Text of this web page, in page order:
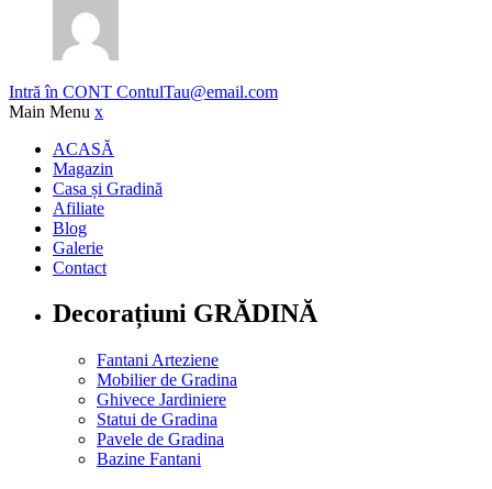
Intră în CONT ContulTau@email.com
Main Menu x
ACASĂ
Magazin
Casa și Gradină
Afiliate
Blog
Galerie
Contact
Decorațiuni GRĂDINĂ
Fantani Arteziene
Mobilier de Gradina
Ghivece Jardiniere
Statui de Gradina
Pavele de Gradina
Bazine Fantani